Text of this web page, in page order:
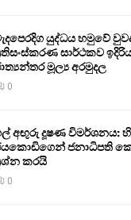
යුද්ධය හමුවේ
සාර්ථකව
මූල්‍ය අරමුදල
0
අඟුරු දූෂණ විමර්ශනය:
ජනාධිපති
කරයි
0